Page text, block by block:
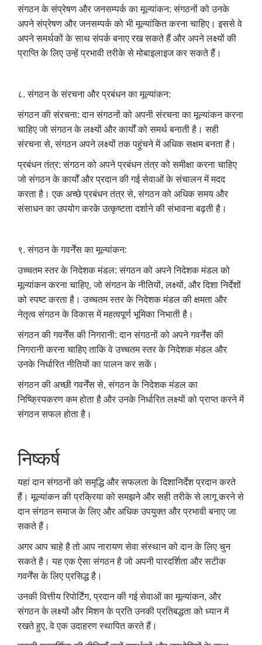
संगठन के संप्रेषण और जनसम्पर्क का मूल्यांकन: संगठनों को उनके
अपने संप्रेषण और जनसम्पर्क को भी मूल्यांकित करना चाहिए। इससे वे
अपने समर्थकों के साथ संपर्क बनाए रख सकते हैं और अपने लक्ष्यों की
प्राप्ति के लिए उन्हें प्रभावी तरीके से मोबाइलाइज कर सकते हैं।
८. संगठन के संरचना और प्रबंधन का मूल्यांकन:
संगठन की संरचना: दान संगठनों को अपनी संरचना का मूल्यांकन करना
चाहिए जो संगठन के लक्ष्यों और कार्यों को समर्थ बनाती है। सही
संरचना से, संगठन अपने लक्ष्यों तक पहुंचने में अधिक सक्षम बनता है।
प्रबंधन तंत्र: संगठन को अपने प्रबंधन तंत्र को समीक्षा करना चाहिए
जो संगठन के कार्यों और प्रदान की गई सेवाओं के संचालन में मदद
करता है। एक अच्छे प्रबंधन तंत्र से, संगठन को अधिक समय और
संसाधन का उपयोग करके उत्कृष्टता दर्शाने की संभावना बढ़ती है।
९. संगठन के गवर्नेंस का मूल्यांकन:
उच्चतम स्तर के निदेशक मंडल: संगठन को अपने निदेशक मंडल को
मूल्यांकन करना चाहिए, जो संगठन के नीतियों, लक्ष्यों, और दिशा निर्देशों
को स्पष्ट करता है। उच्चतम स्तर के निदेशक मंडल की क्षमता और
नेतृत्व संगठन के विकास में महत्वपूर्ण भूमिका निभाती है।
संगठन की गवर्नेंस की निगरानी: दान संगठनों को अपने गवर्नेंस की
निगरानी करना चाहिए ताकि वे उच्चतम स्तर के निदेशक मंडल और
उनके निर्धारित नीतियों का पालन कर सकें।
संगठन की अच्छी गवर्नेंस से, संगठन के निदेशक मंडल का
निष्क्रियकरण कम होता है और उनके निर्धारित लक्ष्यों को प्राप्त करने में
संगठन सफल होता है।
निष्कर्ष
यहां दान संगठनों को समृद्धि और सफलता के दिशानिर्देश प्रदान करते
हैं। मूल्यांकन की प्रक्रिया को समझने और सही तरीके से लागू करने से
दान संगठन समाज के लिए और अधिक उपयुक्त और प्रभावी बनाए जा
सकते हैं।
अगर आप चाहे है तो आप नारायण सेवा संस्थान को दान के लिए चुन
सकते है। यह एक ऐसा संगठन है जो अपनी पारदर्शिता और सटीक
गवर्नेंस के लिए प्रसिद्ध है।
उनकी वित्तीय रिपोर्टिंग, प्रदान की गई सेवाओं का मूल्यांकन, और
संगठन के लक्ष्यों और मिशन के प्रति उनकी प्रतिबद्धता को ध्यान में
रखते हुए, वे एक उदाहरण स्थापित करते हैं।